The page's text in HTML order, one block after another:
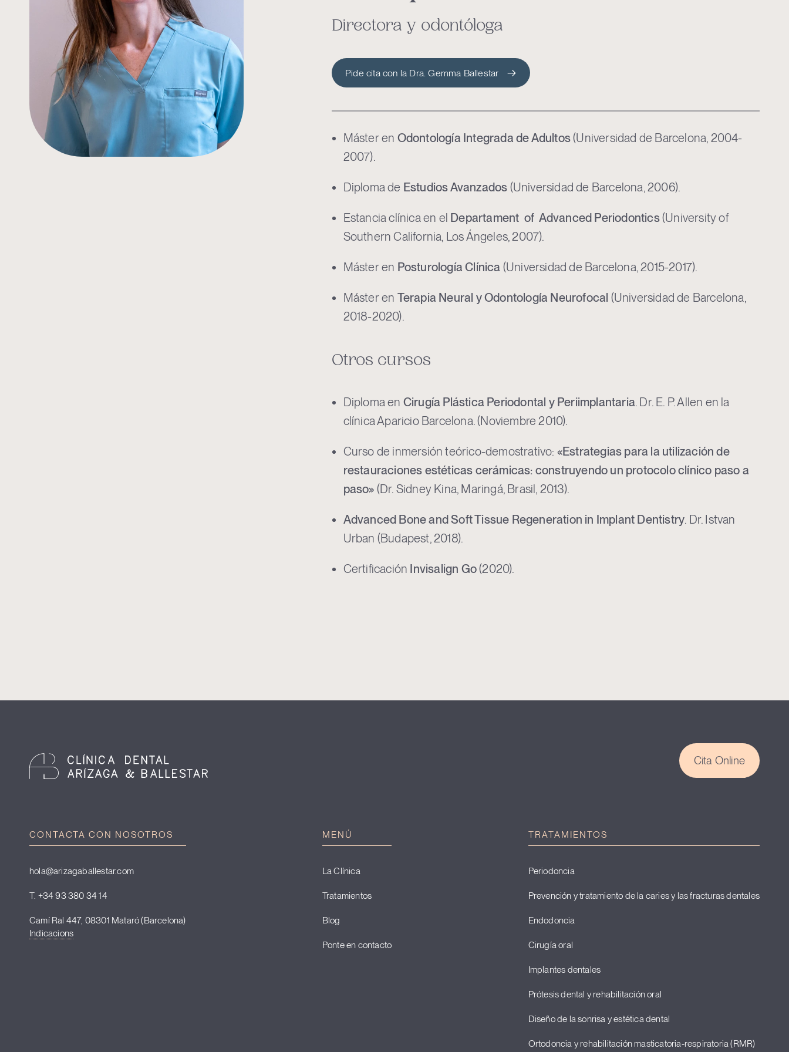
Directora y odontóloga
Pide cita con la Dra. Gemma Ballestar
Máster en Odontología Integrada de Adultos(Universidad de Barcelona, 2004-
2007).
Diploma de Estudios Avanzados (Universidad de Barcelona, 2006).
Estancia clínica en el Departament of Advanced Periodontics(University of
Southern California, Los Ángeles, 2007).
Máster en Posturología Clínica (Universidad de Barcelona, 2015-2017).
Máster en Terapia Neural y Odontología Neurofocal (Universidad de Barcelona,
2018-2020).
Otros cursos
Diploma en Cirugía Plástica Periodontal y Periimplantaria. Dr. E. P. Allen en la
clínica Aparicio Barcelona. (Noviembre 2010).
Curso de inmersión teórico-demostrativo: «Estrategias para la utilización de
restauraciones estéticas cerámicas: construyendo un protocolo clínico paso a
paso» (Dr. Sidney Kina, Maringá, Brasil, 2013).
Advanced Bone and Soft Tissue Regeneration in Implant Dentistry. Dr. Istvan
Urban (Budapest, 2018).
Certificación Invisalign Go(2020).
Cita Online
CONTACTA CON NOSOTROS
hola@arizagaballestar.com
T. +34 93 380 34 14
Camí Ral 447, 08301 Mataró (Barcelona)
Indicacions
MENÚ
La Clínica
Tratamientos
Blog
Ponte en contacto
TRATAMIENTOS
Periodoncia
Prevención y tratamiento de la caries y las fracturas dentales
Endodoncia
Cirugía oral
Implantes dentales
Prótesis dental y rehabilitación oral
Diseño de la sonrisa y estética dental
Ortodoncia y rehabilitación masticatoria-respiratoria (RMR)